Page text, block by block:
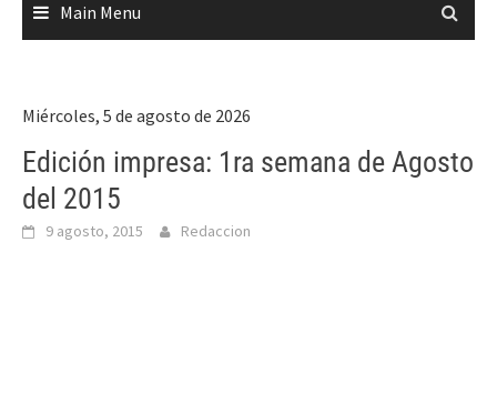
Main Menu
Miércoles, 5 de agosto de 2026
Edición impresa: 1ra semana de Agosto
del 2015
9 agosto, 2015 Redaccion